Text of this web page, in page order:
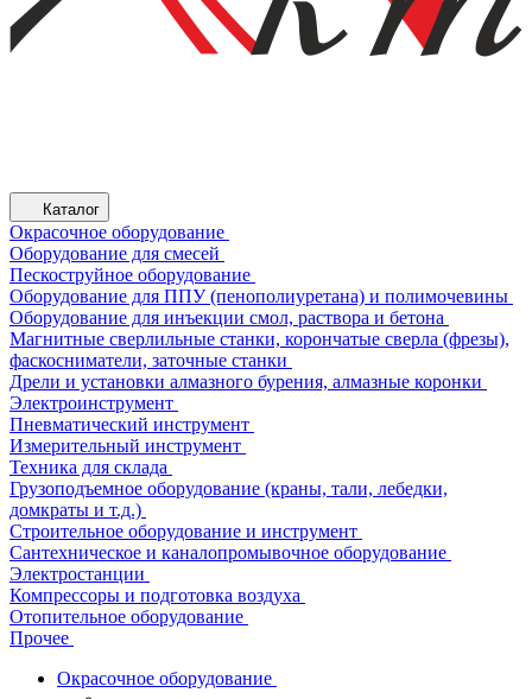
Каталог
Окрасочное оборудование
Оборудование для смесей
Пескоструйное оборудование
Оборудование для ППУ (пенополиуретана) и полимочевины
Оборудование для инъекции смол, раствора и бетона
Магнитные сверлильные станки, корончатые сверла (фрезы),
фаскосниматели, заточные станки
Дрели и установки алмазного бурения, алмазные коронки
Электроинструмент
Пневматический инструмент
Измерительный инструмент
Техника для склада
Грузоподъемное оборудование (краны, тали, лебедки,
домкраты и т.д.)
Строительное оборудование и инструмент
Сантехническое и каналопромывочное оборудование
Электростанции
Компрессоры и подготовка воздуха
Отопительное оборудование
Прочее
Окрасочное оборудование